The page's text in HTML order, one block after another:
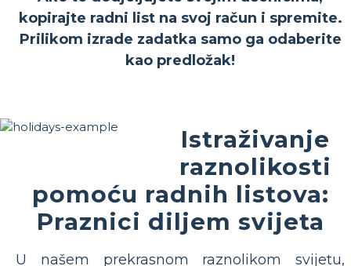
kopirajte radni list na svoj račun i spremite.
Prilikom izrade zadatka samo ga odaberite
kao predložak!
Istraživanje
raznolikosti
pomoću radnih listova:
Praznici diljem svijeta
U našem prekrasnom raznolikom svijetu,